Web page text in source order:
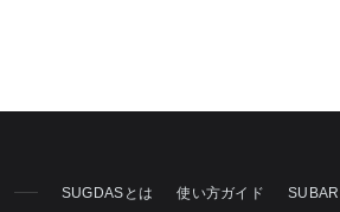
SUGDASとは 使い方ガイド